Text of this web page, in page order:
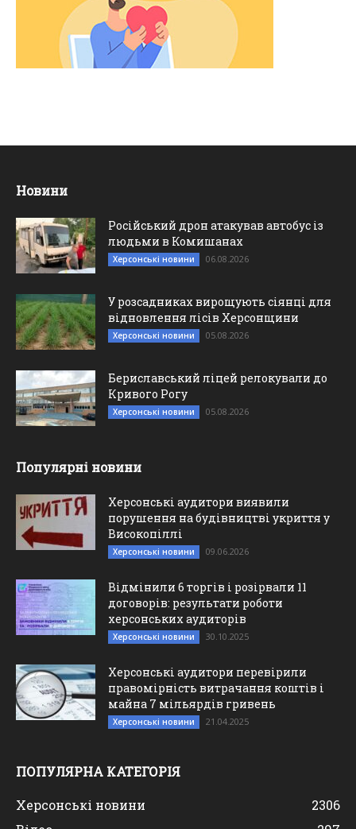
Новини
Російський дрон атакував автобус із
людьми в Комишанах
Херсонські новини 06.08.2026
У розсадниках вирощують сіянці для
відновлення лісів Херсонщини
Херсонські новини 05.08.2026
Бериславський ліцей релокували до
Кривого Рогу
Херсонські новини 05.08.2026
Популярні новини
Херсонські аудитори виявили
порушення на будівництві укриття у
Високопіллі
Херсонські новини 09.06.2026
Відмінили 6 торгів і розірвали 11
договорів: результати роботи
херсонських аудиторів
Херсонські новини 30.10.2025
Херсонські аудитори перевірили
правомірність витрачання коштів і
майна 7 мільярдів гривень
Херсонські новини 21.04.2025
ПОПУЛЯРНА КАТЕГОРІЯ
Херсонські новини
2306